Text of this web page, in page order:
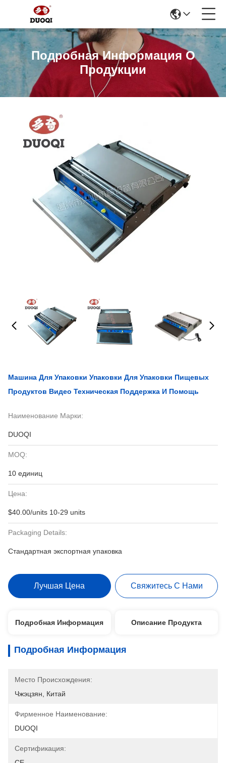
Подробная Информация О
Продукции
Машина Для Упаковки Упаковки Для Упаковки Пищевых
Продуктов Видео Техническая Поддержка И Помощь
Наименование Марки:
DUOQI
MOQ:
10 единиц
Цена:
$40.00/units 10-29 units
Packaging Details:
Стандартная экспортная упаковка
Лучшая Цена Свяжитесь С Нами
Подробная Информация Описание Продукта
Подробная Информация
Место Происхождения:
Чжэцзян, Китай
Фирменное Наименование:
DUOQI
Сертификация: